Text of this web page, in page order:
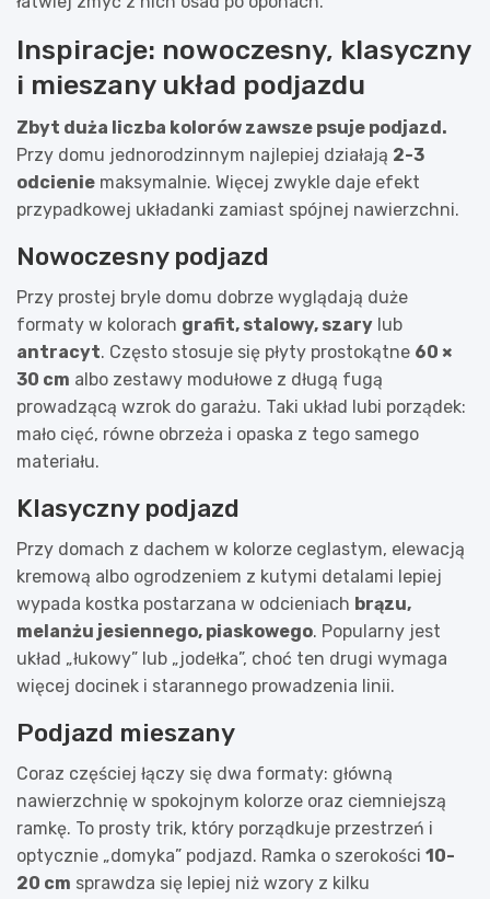
Inspiracje: nowoczesny, klasyczny
i mieszany układ podjazdu
Zbyt duża liczba kolorów zawsze psuje podjazd.
Przy domu jednorodzinnym najlepiej działają 2-3
odcienie maksymalnie. Więcej zwykle daje efekt
przypadkowej układanki zamiast spójnej nawierzchni.
Nowoczesny podjazd
Przy prostej bryle domu dobrze wyglądają duże
formaty w kolorach grafit, stalowy, szary lub
antracyt. Często stosuje się płyty prostokątne 60 ×
30 cm albo zestawy modułowe z długą fugą
prowadzącą wzrok do garażu. Taki układ lubi porządek:
mało cięć, równe obrzeża i opaska z tego samego
materiału.
Klasyczny podjazd
Przy domach z dachem w kolorze ceglastym, elewacją
kremową albo ogrodzeniem z kutymi detalami lepiej
wypada kostka postarzana w odcieniach brązu,
melanżu jesiennego, piaskowego. Popularny jest
układ „łukowy” lub „jodełka”, choć ten drugi wymaga
więcej docinek i starannego prowadzenia linii.
Podjazd mieszany
Coraz częściej łączy się dwa formaty: główną
nawierzchnię w spokojnym kolorze oraz ciemniejszą
ramkę. To prosty trik, który porządkuje przestrzeń i
optycznie „domyka” podjazd. Ramka o szerokości 10-
20 cm sprawdza się lepiej niż wzory z kilku